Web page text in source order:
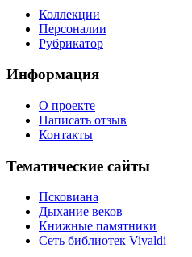
Коллекции
Персоналии
Рубрикатор
Информация
О проекте
Написать отзыв
Контакты
Тематические сайты
Псковиана
Дыхание веков
Книжные памятники
Сеть библиотек Vivaldi